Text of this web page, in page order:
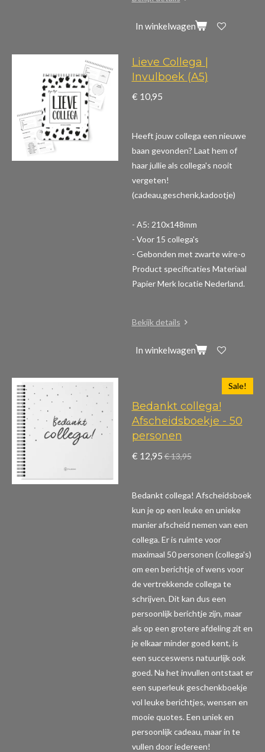
In winkelwagen
Lieve Collega |
Invulboek (A5)
€ 10,95
Heeft jouw collega een nieuwe
baan gevonden? Laat hem of
haar jullie als collega's nooit
vergeten!
(cadeau,geschenk,kadootje)
- A5: 210x148mm
- Voor 15 collega's
- Gebonden met zwarte wire-o
Product specificaties Materiaal
Papier Merk locatie Nederland.
Bekijk details
In winkelwagen
Sale!
Bedankt collega!
Afscheidsboekje - 50
personen
€ 12,95 € 13,95
Bedankt collega! Afscheidsboek
kun je op een leuke en unieke
manier afscheid nemen van een
collega. Er is ruimte voor
maximaal 50 personen (collega's)
om een berichtje of wens voor
de vertrekkende collega te
schrijven. Dit kan dus een
persoonlijk berichtje zijn, maar
als op een grotere afdeling zit en
je elkaar minder goed kent, is
een succeswens natuurlijk ook
goed. Na het invullen ontstaat er
een superleuk geschenkboekje
vol leuke berichtjes, wensen en
mooie quotes. Een uniek en
persoonlijk cadeau, maar in te
vullen door iedereen!